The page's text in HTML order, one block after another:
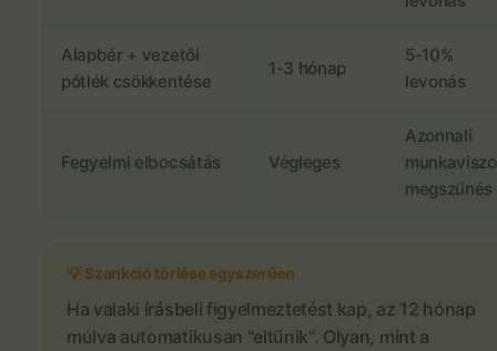
Alapbér + vezetői
pótlék csökkentése
1-3 hónap
5-10%
levonás
Fegyelmi elbocsátás Végleges
Azonnali
megszűnés
💡 Szankció törlése egyszerűen
Ha valaki írásbeli figyelmeztetést kap, az 12 hónap
múlva automatikusan "eltűnik". Olyan, mint a